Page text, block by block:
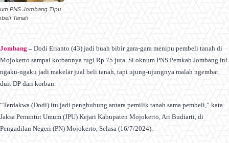
PNS Jombang Tipu
Tanah
Jombang – Dodi Erianto (43) jadi buah bibir gara-gara menipu pembeli tanah di
Mojokerto sampai korbannya rugi Rp 75 juta. Si oknum PNS Pemkab Jombang ini
ngaku-ngaku jadi makelar jual beli tanah, tapi ujung-ujungnya malah ngembat
duit DP dari korban.
“Terdakwa (Dodi) itu jadi penghubung antara pemilik tanah sama pembeli,” kata
Jaksa Penuntut Umum (JPU) Kejari Kabupaten Mojokerto, Ari Budiarti, di
Pengadilan Negeri (PN) Mojokerto, Selasa (16/7/2024).